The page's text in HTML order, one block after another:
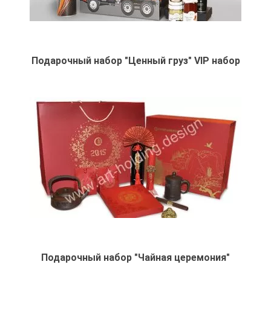
Подарочный набор "Ценный груз" VIP набор
Подарочный набор "Чайная церемония"